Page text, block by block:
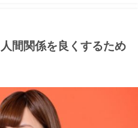
間関係を良くするため